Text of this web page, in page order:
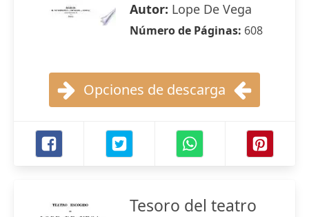
Autor: Lope De Vega
Número de Páginas: 608
Opciones de descarga
Tesoro del teatro